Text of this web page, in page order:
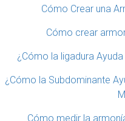
Cómo Crear una
Cómo crear
¿Cómo la ligadura
¿Cómo la Subdominante
Cómo medir la